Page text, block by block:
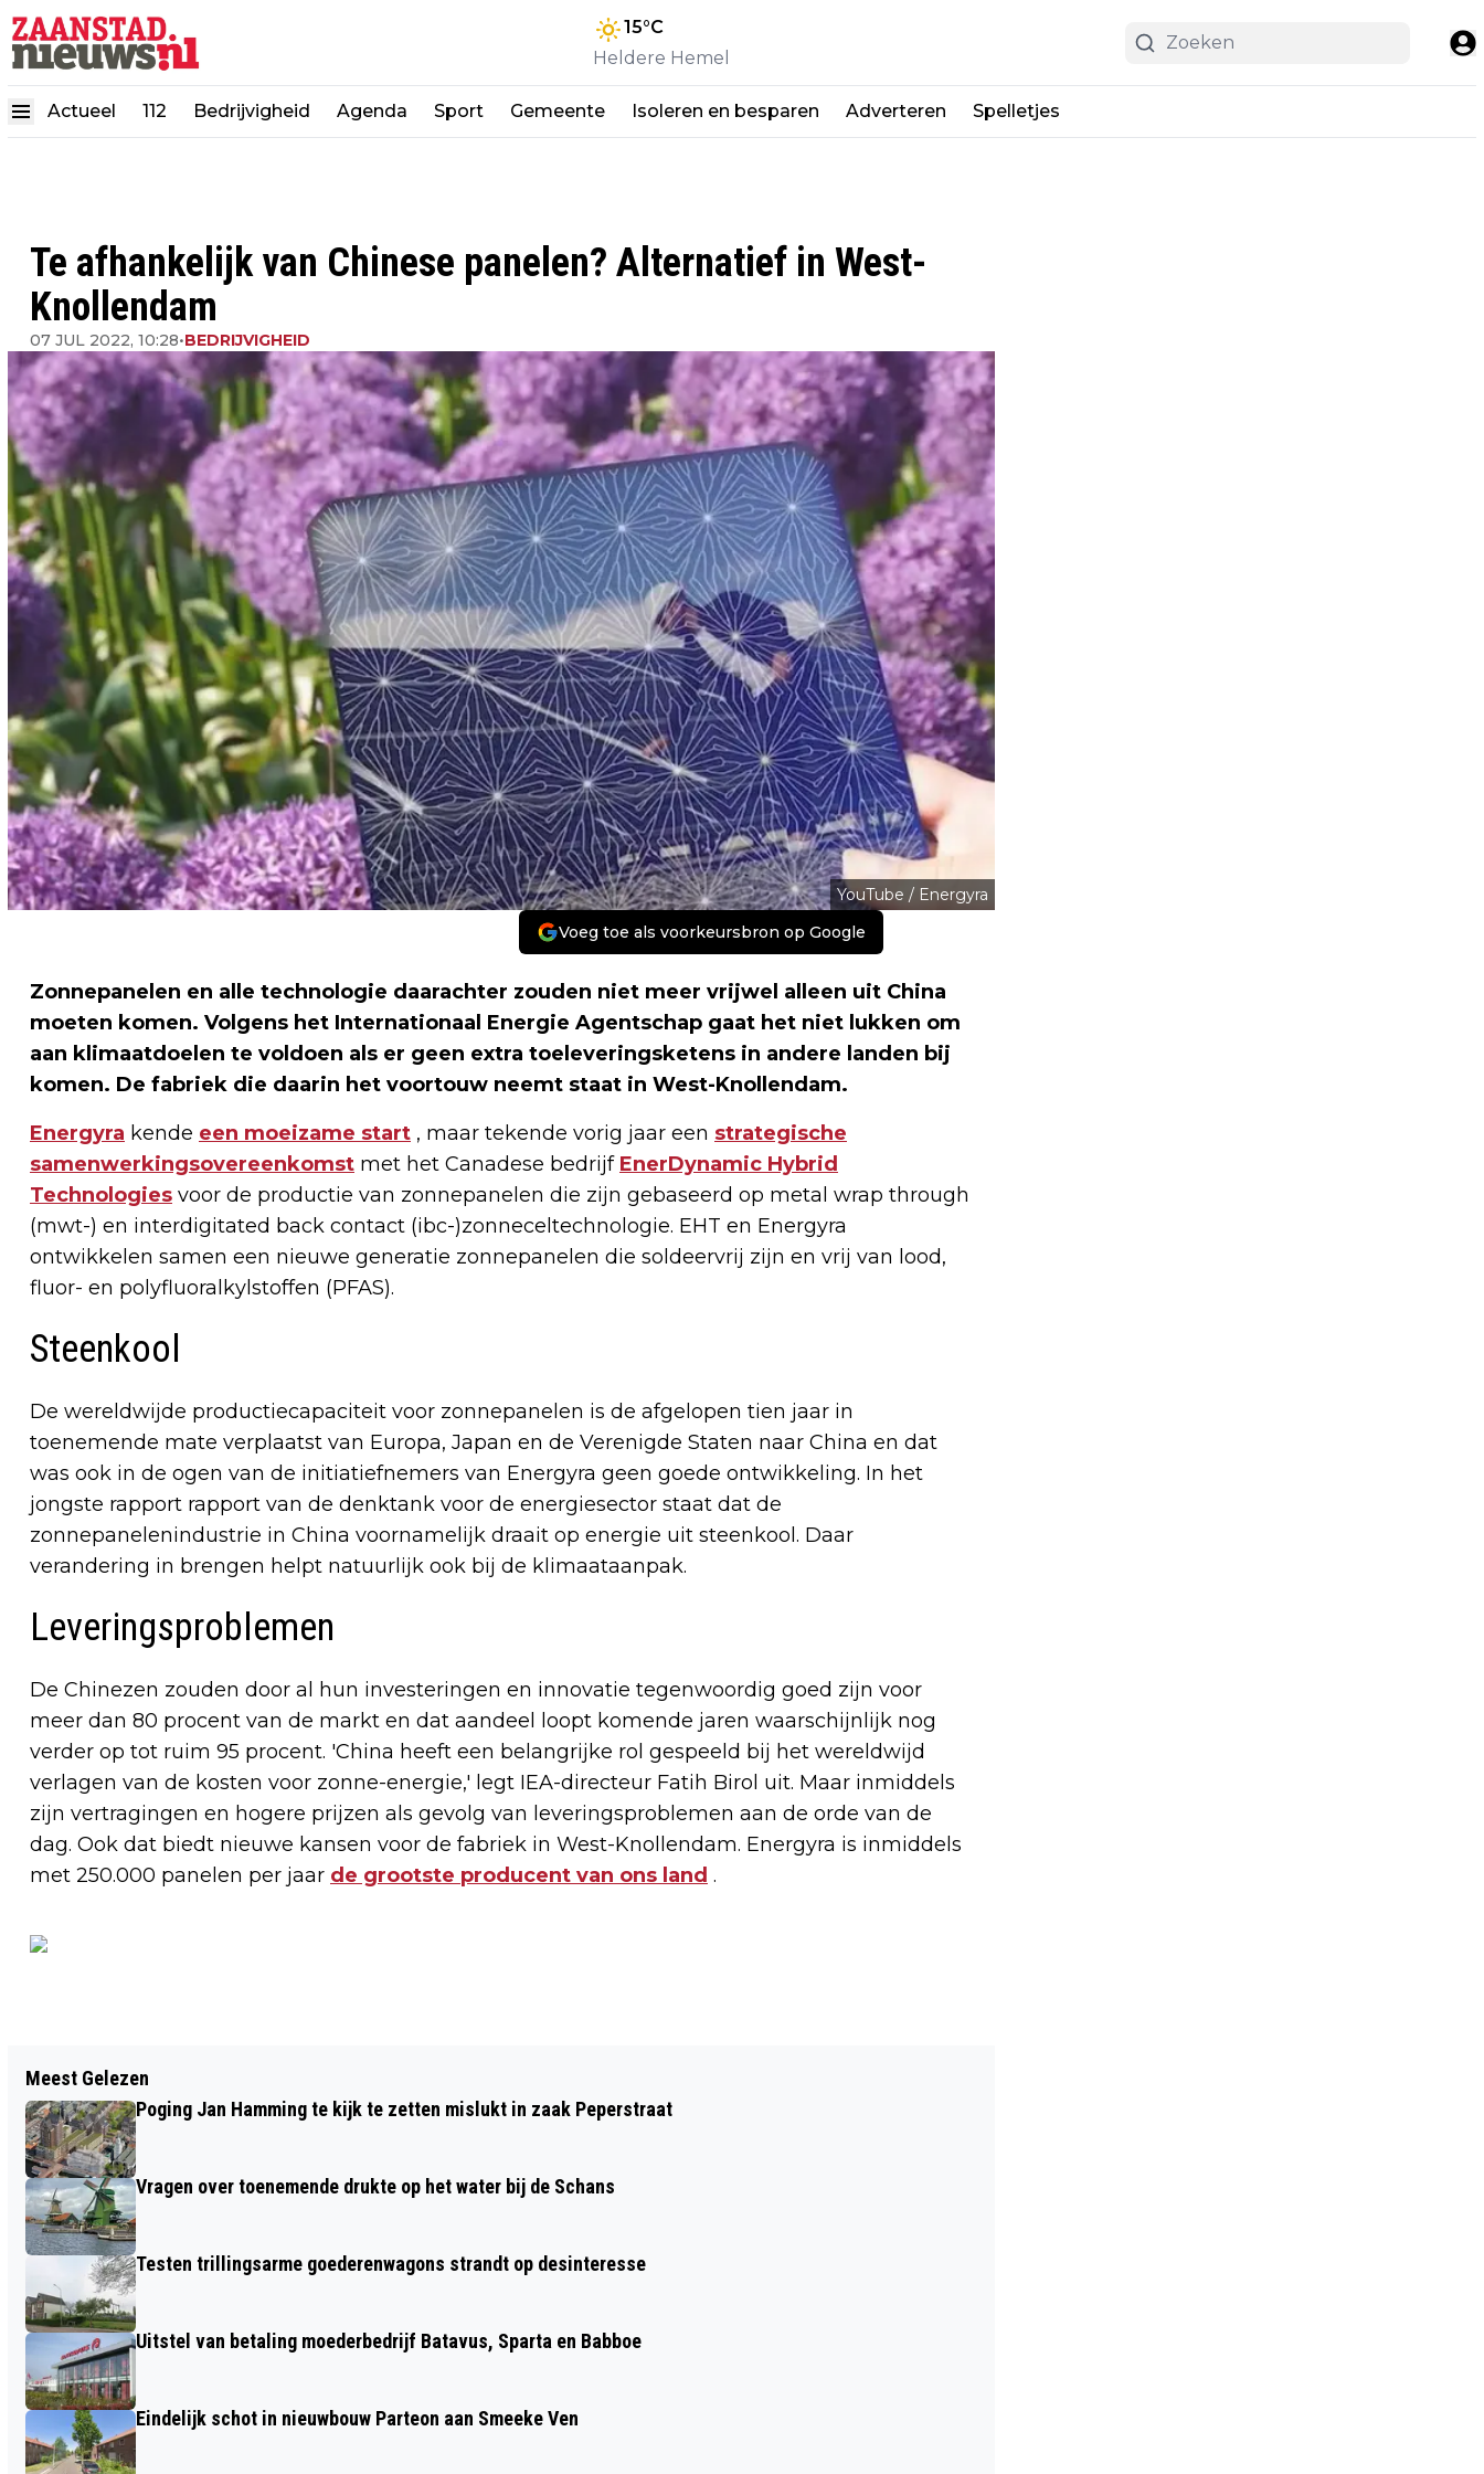
15°C
Heldere Hemel
Actueel 112 Bedrijvigheid Agenda Sport Gemeente Isoleren en besparen Adverteren Spelletjes
Te afhankelijk van Chinese panelen? Alternatief in West-
Knollendam
07 JUL 2022, 10:28•BEDRIJVIGHEID
YouTube / Energyra
Voeg toe als voorkeursbron op Google
Zonnepanelen en alle technologie daarachter zouden niet meer vrijwel alleen uit China
moeten komen. Volgens het Internationaal Energie Agentschap gaat het niet lukken om
aan klimaatdoelen te voldoen als er geen extra toeleveringsketens in andere landen bij
komen. De fabriek die daarin het voortouw neemt staat in West-Knollendam.
Energyra kende een moeizame start , maar tekende vorig jaar een strategische
samenwerkingsovereenkomst met het Canadese bedrijf EnerDynamic Hybrid
Technologies voor de productie van zonnepanelen die zijn gebaseerd op metal wrap through
(mwt-) en interdigitated back contact (ibc-)zonneceltechnologie. EHT en Energyra
ontwikkelen samen een nieuwe generatie zonnepanelen die soldeervrij zijn en vrij van lood,
fluor- en polyfluoralkylstoffen (PFAS).
Steenkool
De wereldwijde productiecapaciteit voor zonnepanelen is de afgelopen tien jaar in
toenemende mate verplaatst van Europa, Japan en de Verenigde Staten naar China en dat
was ook in de ogen van de initiatiefnemers van Energyra geen goede ontwikkeling. In het
jongste rapport rapport van de denktank voor de energiesector staat dat de
zonnepanelenindustrie in China voornamelijk draait op energie uit steenkool. Daar
verandering in brengen helpt natuurlijk ook bij de klimaataanpak.
Leveringsproblemen
De Chinezen zouden door al hun investeringen en innovatie tegenwoordig goed zijn voor
meer dan 80 procent van de markt en dat aandeel loopt komende jaren waarschijnlijk nog
verder op tot ruim 95 procent. 'China heeft een belangrijke rol gespeeld bij het wereldwijd
verlagen van de kosten voor zonne-energie,' legt IEA-directeur Fatih Birol uit. Maar inmiddels
zijn vertragingen en hogere prijzen als gevolg van leveringsproblemen aan de orde van de
dag. Ook dat biedt nieuwe kansen voor de fabriek in West-Knollendam. Energyra is inmiddels
met 250.000 panelen per jaar de grootste producent van ons land .
NA MAIL VAN 'FACEBOOK' NU OOK
NEPPERS VAN ‘INSTAGRAM’
KAVEL ZUIDERHOUT
Meest Gelezen
Poging Jan Hamming te kijk te zetten mislukt in zaak Peperstraat
Vragen over toenemende drukte op het water bij de Schans
Testen trillingsarme goederenwagons strandt op desinteresse
Uitstel van betaling moederbedrijf Batavus, Sparta en Babboe
Eindelijk schot in nieuwbouw Parteon aan Smeeke Ven